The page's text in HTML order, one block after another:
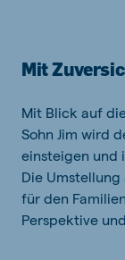
Mit
Mit Blick auf
Sohn Jim wird
einsteigen und
Die
für den
Perspektive